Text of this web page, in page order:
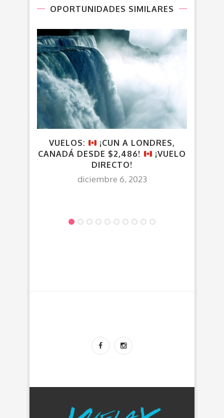
OPORTUNIDADES SIMILARES
VUELOS:
¡CUN A LONDRES,
CANADÁ DESDE $2,486!
¡VUELO
DIRECTO!
diciembre 6, 2023